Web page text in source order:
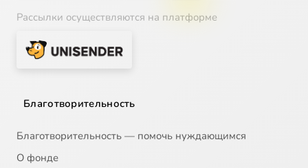
Рассылки осуществляются на платформе
Благотворительность
Благотворительность — помочь нуждающимся
О фонде